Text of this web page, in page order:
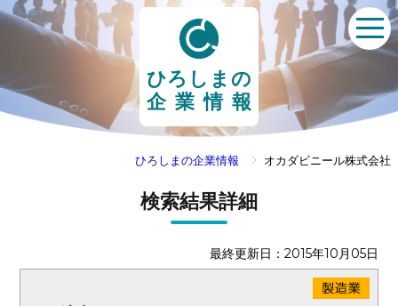
ひろしまの
企業情報
ひろしまの企業情報 オカダビニール株式会社
検索結果詳細
最終更新日：2015年10月05日